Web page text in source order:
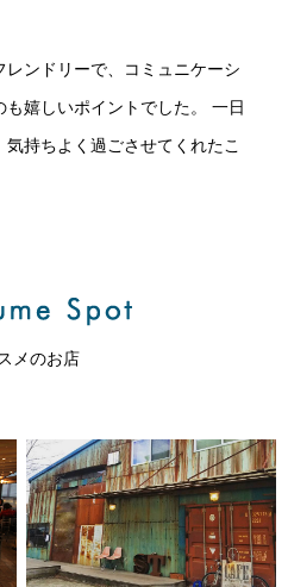
ンドリーで、コミュニケーシ
嬉しいポイントでした。 一日
持ちよく過ごさせてくれたこ
メのお店